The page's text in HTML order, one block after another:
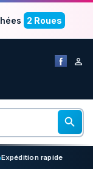
2 Roues


Expédition rapide